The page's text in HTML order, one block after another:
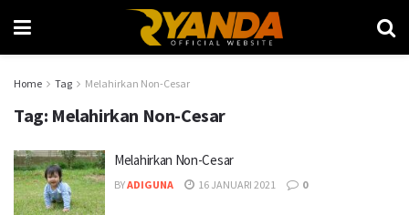
Home Tag Melahirkan Non-Cesar
Tag: Melahirkan Non-Cesar
Melahirkan Non-Cesar
BYADIGUNA 16 JANUARI 2021 0